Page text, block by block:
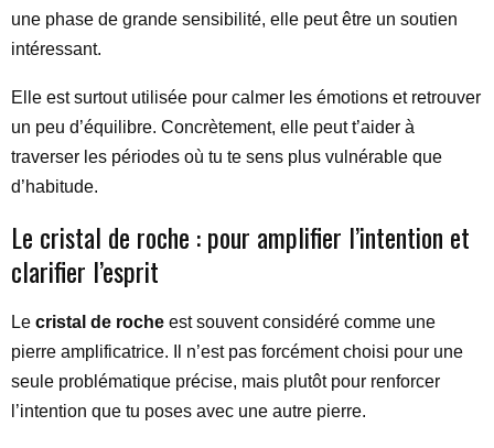
une phase de grande sensibilité, elle peut être un soutien
intéressant.
Elle est surtout utilisée pour calmer les émotions et retrouver
un peu d’équilibre. Concrètement, elle peut t’aider à
traverser les périodes où tu te sens plus vulnérable que
d’habitude.
Le cristal de roche : pour amplifier l’intention et
clarifier l’esprit
Le cristal de roche est souvent considéré comme une
pierre amplificatrice. Il n’est pas forcément choisi pour une
seule problématique précise, mais plutôt pour renforcer
l’intention que tu poses avec une autre pierre.